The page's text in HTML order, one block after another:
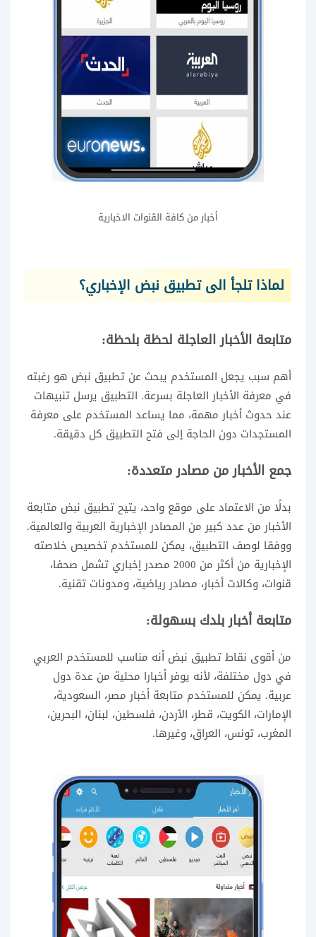
أخبار من كافة القنوات الاخبارية
لماذا تلجأ الى تطبيق نبض الإخباري؟
متابعة الأخبار العاجلة لحظة بلحظة:
أهم سبب يجعل المستخدم يبحث عن تطبيق نبض هو رغبته
في معرفة الأخبار العاجلة بسرعة. التطبيق يرسل تنبيهات
عند حدوث أخبار مهمة، مما يساعد المستخدم على معرفة
المستجدات دون الحاجة إلى فتح التطبيق كل دقيقة.
جمع الأخبار من مصادر متعددة:
بدلًا من الاعتماد على موقع واحد، يتيح تطبيق نبض متابعة
الأخبار من عدد كبير من المصادر الإخبارية العربية والعالمية.
ووفقا لوصف التطبيق، يمكن للمستخدم تخصيص خلاصته
الإخبارية من أكثر من 2000 مصدر إخباري تشمل صحفا،
قنوات، وكالات أخبار، مصادر رياضية، ومدونات تقنية.
متابعة أخبار بلدك بسهولة:
من أقوى نقاط تطبيق نبض أنه مناسب للمستخدم العربي
في دول مختلفة، لأنه يوفر أخبارا محلية من عدة دول
عربية. يمكن للمستخدم متابعة أخبار مصر، السعودية،
الإمارات، الكويت، قطر، الأردن، فلسطين، لبنان، البحرين،
المغرب، تونس، العراق، وغيرها.